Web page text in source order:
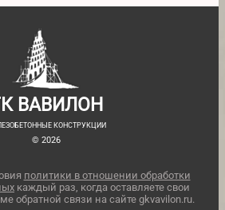
ВАВИЛОН
КОНСТРУКЦИИ
© 2026
политики в отношении обработки
каждый раз, когда оставляете свои
обратной связи на сайте gkvavilon.ru.